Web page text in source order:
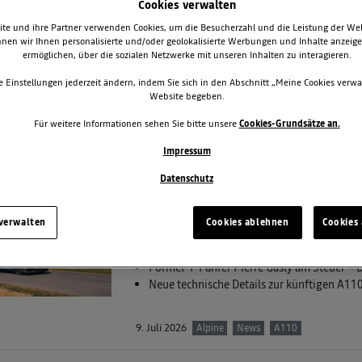
DIE NEUE ALPINE A390
Von 15. bis 31. Juli ist die neue Alpine
Der vollelektrische Sport Fastback
Kilometern Reichweite
16. Juli 2026 Alpine
DYNAMISCHES DEBÜT:
GOODWOOD HILLCLIMB
Formel-1-Fahrer Pierre Gasly am Steuer
Neue technische Details zur künftigen
9. Juli 2026 Alpine News A110
Cookies verwalten
und ihre Partner verwenden Cookies, um die Besucherzahl und die Leistung der
wir Ihnen personalisierte und/oder geolokalisierte Werbungen und Inhalte
ermöglichen, über die sozialen Netzwerke mit unseren Inhalten zu interagieren.
Einstellungen jederzeit ändern, indem Sie sich in den Abschnitt „Meine Cookies
Website begeben.
Für weitere Informationen sehen Sie bitte unsereCookies-Grundsätze an.
Impressum
Datenschutz
Cookies ablehnen